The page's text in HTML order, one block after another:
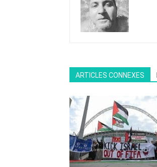
ARTICLES CONNEXES